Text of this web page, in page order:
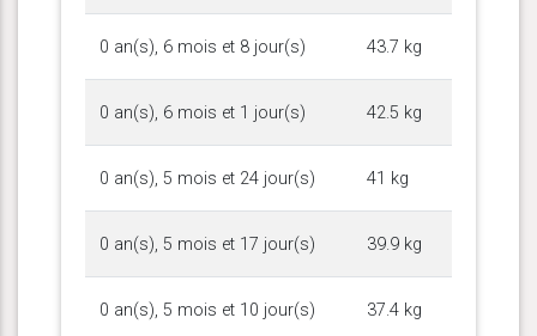
0 an(s), 6 mois et 8 jour(s) 43.7 kg
0 an(s), 6 mois et 1 jour(s) 42.5 kg
0 an(s), 5 mois et 24 jour(s) 41 kg
0 an(s), 5 mois et 17 jour(s) 39.9 kg
0 an(s), 5 mois et 10 jour(s) 37.4 kg